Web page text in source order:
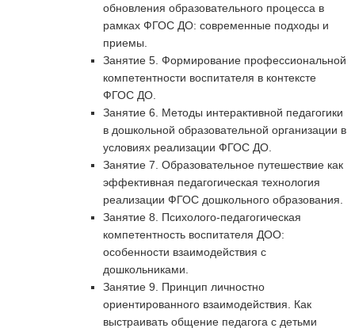
обновления образовательного процесса в
рамках ФГОС ДО: современные подходы и
приемы.
Занятие 5. Формирование профессиональной
компетентности воспитателя в контексте
ФГОС ДО.
Занятие 6. Методы интерактивной педагогики
в дошкольной образовательной организации в
условиях реализации ФГОС ДО.
Занятие 7. Образовательное путешествие как
эффективная педагогическая технология
реализации ФГОС дошкольного образования.
Занятие 8. Психолого-педагогическая
компетентность воспитателя ДОО:
особенности взаимодействия с
дошкольниками.
Занятие 9. Принцип личностно
ориентированного взаимодействия. Как
выстраивать общение педагога с детьми